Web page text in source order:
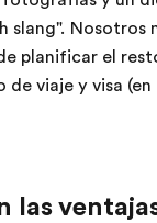
slang". Nosotros
planificar el
de viaje y visa
las